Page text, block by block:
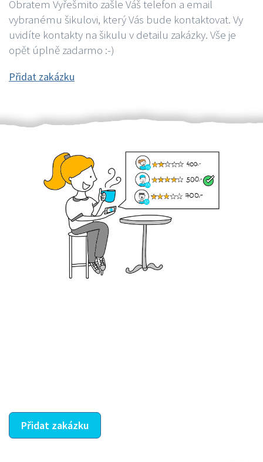
Obratem Vyřešmito zašle Váš telefon a email
vybranému šikulovi, který Vás bude kontaktovat. Vy
uvidíte kontakty na šikulu v detailu zakázky. Vše je
opět úplně zadarmo :-)
Přidat zakázku
Přidat zakázku